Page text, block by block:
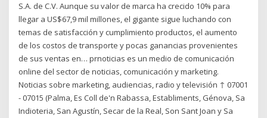
S.A. de C.V. Aunque su valor de marca ha crecido 10% para
llegar a US$67,9 mil millones, el gigante sigue luchando con
temas de satisfacción y cumplimiento productos, el aumento
de los costos de transporte y pocas ganancias provenientes
de sus ventas en… prnoticias es un medio de comunicación
online del sector de noticias, comunicación y marketing.
Noticias sobre marketing, audiencias, radio y televisión ↑ 07001
- 07015 (Palma, Es Coll de'n Rabassa, Establiments, Génova, Sa
Indioteria, San Agustín, Secar de la Real, Son Sant Joan y Sa